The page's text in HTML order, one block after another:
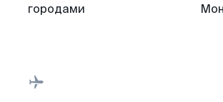
городами